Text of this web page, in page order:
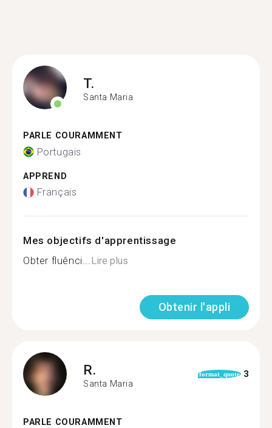
T.
Santa Maria
PARLE COURAMMENT
Portugais
APPREND
Français
Mes objectifs d'apprentissage
Obter fluênci...Lire plus
Obtenir l'appli
R.
Santa Maria
format_quote 3
PARLE COURAMMENT